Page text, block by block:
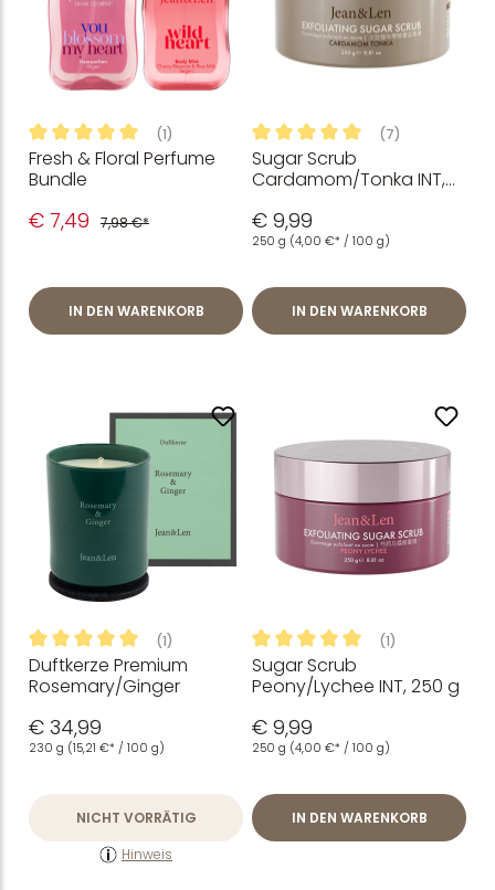
Durchschnittliche Bewertung von 5 von 5 Sternen
(1)
Fresh & Floral Perfume
Bundle
€ 7,49 7,98 €*
IN DEN WARENKORB
Durchschnittliche
(7)
Sugar Scrub
Cardamom/Tonka INT,
€ 9,99
250 g (4,00 €* / 100 g)
IN DEN WARENKORB
Durchschnittliche Bewertung von 5 von 5 Sternen
(1)
Duftkerze Premium
Rosemary/Ginger
€ 34,99
230 g (15,21 €* / 100 g)
NICHT VORRÄTIG
Hinweis
Durchschnittliche
(1)
Sugar Scrub
Peony/Lychee INT, 250 g
€ 9,99
250 g (4,00 €* / 100 g)
IN DEN WARENKORB